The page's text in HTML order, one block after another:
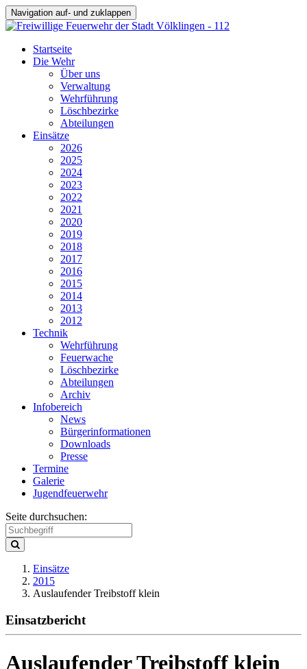
Navigation auf- und zuklappen
Startseite
Die Wehr
Über uns
Verwaltung
Wehrführung
Löschbezirke
Abteilungen
Einsätze
2026
2025
2024
2023
2022
2021
2020
2019
2018
2017
2016
2015
2014
2013
2012
Technik
Wehrführung
Feuerwache
Löschbezirke
Abteilungen
Archiv
Infobereich
News
Bürgerinformationen
Downloads
Presse
Termine
Galerie
Jugendfeuerwehr
Seite durchsuchen:
Einsätze
2015
Auslaufender Treibstoff klein
Einsatzbericht
Auslaufender Treibstoff klein